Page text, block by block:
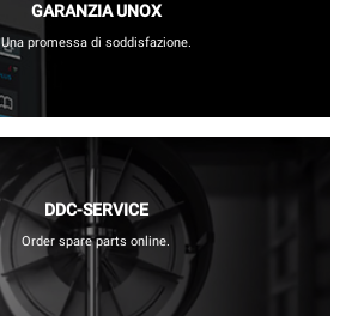
GARANZIA UNOX
Una promessa di soddisfazione.
DDC-SERVICE
Order spare parts online.